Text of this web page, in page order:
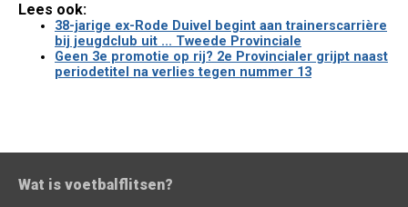
Lees ook:
38-jarige ex-Rode Duivel begint aan trainerscarrière
bij jeugdclub uit ... Tweede Provinciale
Geen 3e promotie op rij? 2e Provincialer grijpt naast
periodetitel na verlies tegen nummer 13
Wat is voetbalflitsen?